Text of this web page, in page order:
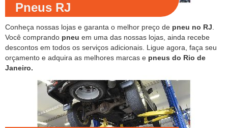
Pneus RJ
Conheça nossas lojas e garanta o melhor preço de pneu no RJ
Você comprando pneu em uma das nossas lojas, ainda recebe
descontos em todos os serviços adicionais. Ligue agora, faça seu
orçamento e adquira as melhores marcas e pneus do Rio de
Janeiro.